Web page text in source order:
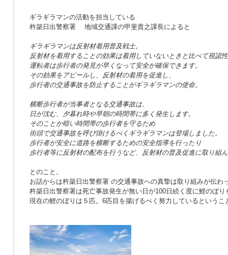
ギラギラマンの活動を担当している
杵築日出警察署 地域交通課の甲斐貴之課長によると
ギラギラマンは反射材着用普及戦士。
反射材を着用することの効果は着用していないときと比べて視認
運転者は歩行者の発見が早くなって安全が確保できます。
その効果をアピールし、反射材の着用を促進し、
歩行者の交通事故を防止することがギラギラマンの使命。
横断歩行者が当事者となる交通事故は、
日が沈む、夕暮れ時や早朝の時間帯に多く発生します。
そのことか暗い時間帯の歩行者を守るため
街頭で交通事故を呼び掛けるべくギラギラマンは登場しました。
歩行者が安全に道路を横断するための安全指導を行ったり
歩行者等に反射材の配布を行うなど、反射材の普及促進に取り組
とのこと。
お話からは杵築日出警察署 の交通事故への真摯は取り組みが伝わ
杵築日出警察署は死亡事故発生が無い日が100日続く度に鯉のぼり
現在の鯉のぼりは５匹。6匹目を揚げるべく努力しているというこ